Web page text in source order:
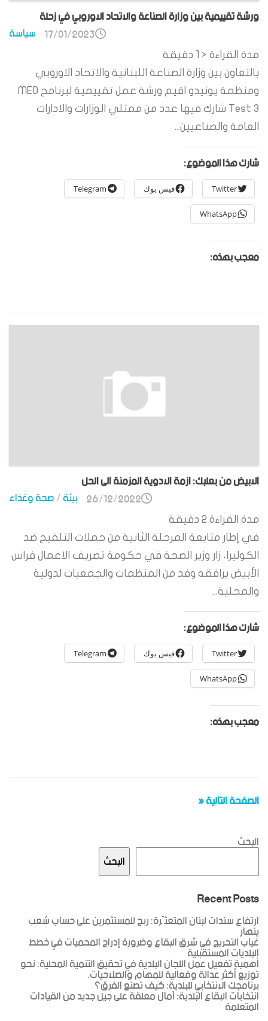
ورشة تقييمية بين وزارة الصناعة والاتحاد الاوروبي في زحلة
سياسة 17/01/2023
مدة القراءة < 1
دقيقة
بالتعاون بين وزارة الصناعة اللبنانية والاتحاد الاوروبي
ومنظمة يونيدو اقيم ورشة عمل تقييمية لبرنامج MED
Test 3 شارك فيها عدد من ممثلي الوزارات والادارات
العامة والصناعيين...
شارك هذا الموضوع:
Twitter فيس بوك Telegram
WhatsApp
معجب بهذه:
الابيض من بعلبك: ازمة الادوية المزمنة الى الحل
بيئة/صحة وغذاء 26/12/2022
مدة القراءة 2 دقيقة
في إطار متابعة المرحلة الثانية من حملات التلقيح ضد
الكوليرا، زار وزير الصحة في حكومة تصريف الاعمال فراس
الأبيض يرافقه وفد من المنظمات والجمعيات لدولية
والمحلية...
شارك هذا الموضوع:
Twitter فيس بوك Telegram
WhatsApp
معجب بهذه:
الصفحة التالية «
البحث
البحث
Recent Posts
ارتفاع سندات لبنان المتعثّرة: ربح للمستثمرين على حساب شعب
ينهار
غياب التحريج في شرق البقاع وضرورة إدراج المحميات في خطط
البلديات المستقبلية
أهمية تفعيل عمل اللجان البلدية في تحقيق التنمية المحلية: نحو
توزيع أكثر عدالة وفعالية للمهام والصلاحيات.
برنامجك الانتخابي للبلدية: كيف تصنع الفرق؟
انتخابات البقاع البلدية: آمال معلقة على جيل جديد من القيادات
المتعلمة